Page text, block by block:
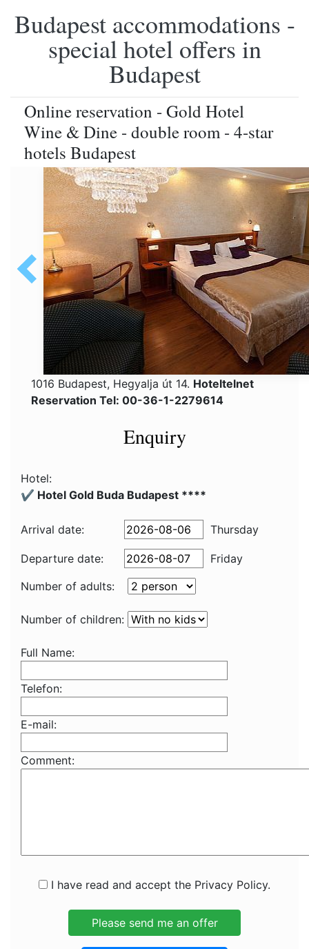
Budapest accommodations -
special hotel offers in
Budapest
Online reservation - Gold Hotel
Wine & Dine - double room - 4-star
hotels Budapest
1016 Budapest, Hegyalja út 14. Hoteltelnet
Reservation Tel: 00-36-1-2279614
Enquiry
Hotel:
✔️ Hotel Gold Buda Budapest ****
Arrival date: Thursday
Departure date:
Friday
Number of adults:
Number of children:
Full Name:
Telefon:
E-mail:
Comment:
I have read and accept the Privacy Policy.